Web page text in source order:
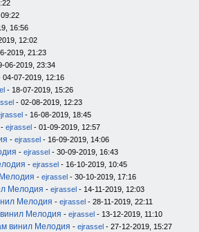
16:56
12:02
2019, 21:23
06-2019, 23:34
04-07-2019, 12:16
- 18-07-2019, 15:26
- 02-08-2019, 12:23
- 16-08-2019, 18:45
- ejrassel - 01-09-2019, 12:57
- ejrassel - 16-09-2019, 14:06
- ejrassel - 30-09-2019, 16:43
- ejrassel - 16-10-2019, 10:45
- ejrassel - 30-10-2019, 17:16
Мелодия - ejrassel - 14-11-2019, 12:03
Мелодия - ejrassel - 28-11-2019, 22:11
Мелодия - ejrassel - 13-12-2019, 11:10
винил Мелодия - ejrassel - 27-12-2019, 15:27